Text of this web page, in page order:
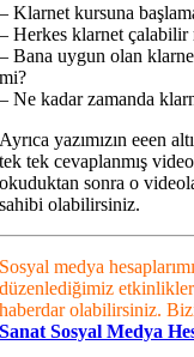
– Klarnet kursuna
– Herkes klarnet çalabilir
– Bana uygun olan
mi?
– Ne kadar zamanda
Ayrıca yazımızın eeen
tek tek cevaplanmış
okuduktan sonra o
sahibi olabilirsiniz.
Sosyal medya
düzenlediğimiz
haberdar olabilirsiniz.
Sanat Sosyal Medya